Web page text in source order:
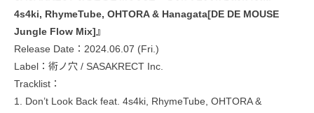
4s4ki, RhymeTube, OHTORA & Hanagata[DE DE MOUSE
Jungle Flow Mix]』
Release Date：2024.06.07 (Fri.)
Label：術ノ穴 / SASAKRECT Inc.
Tracklist：
1. Don’t Look Back feat. 4s4ki, RhymeTube, OHTORA &